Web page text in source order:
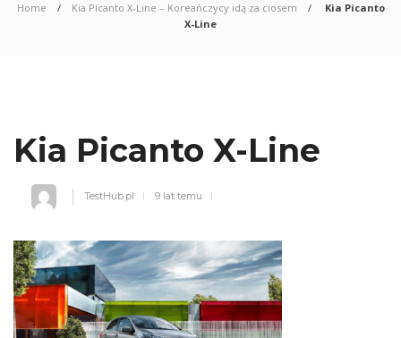
Home Kia Picanto X-Line – Koreańczycy idą za ciosem
Kia Picanto
X-Line
Kia Picanto X-Line
TestHub.pl 9 lat temu